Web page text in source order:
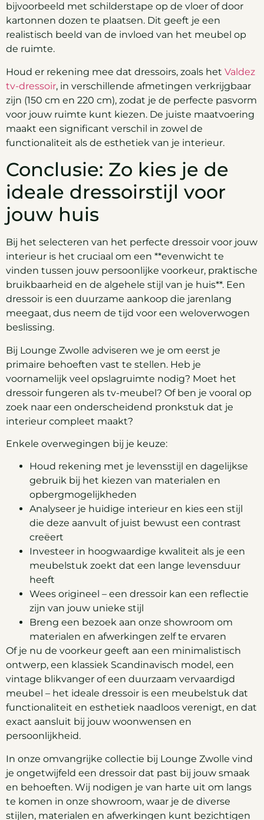
bijvoorbeeld met schilderstape op de vloer of door
kartonnen dozen te plaatsen. Dit geeft je een
realistisch beeld van de invloed van het meubel op
de ruimte.
Houd er rekening mee dat dressoirs, zoals het Valdez
tv-dressoir, in verschillende afmetingen verkrijgbaar
zijn (150 cm en 220 cm), zodat je de perfecte pasvorm
voor jouw ruimte kunt kiezen. De juiste maatvoering
maakt een significant verschil in zowel de
functionaliteit als de esthetiek van je interieur.
Conclusie: Zo kies je de
ideale dressoirstijl voor
jouw huis
Bij het selecteren van het perfecte dressoir voor jouw
interieur is het cruciaal om een **evenwicht te
vinden tussen jouw persoonlijke voorkeur, praktische
bruikbaarheid en de algehele stijl van je huis**. Een
dressoir is een duurzame aankoop die jarenlang
meegaat, dus neem de tijd voor een weloverwogen
beslissing.
Bij Lounge Zwolle adviseren we je om eerst je
primaire behoeften vast te stellen. Heb je
voornamelijk veel opslagruimte nodig? Moet het
dressoir fungeren als tv-meubel? Of ben je vooral op
zoek naar een onderscheidend pronkstuk dat je
interieur compleet maakt?
Enkele overwegingen bij je keuze:
Houd rekening met je levensstijl en dagelijkse
gebruik bij het kiezen van materialen en
opbergmogelijkheden
Analyseer je huidige interieur en kies een stijl
die deze aanvult of juist bewust een contrast
creëert
Investeer in hoogwaardige kwaliteit als je een
meubelstuk zoekt dat een lange levensduur
heeft
Wees origineel – een dressoir kan een reflectie
zijn van jouw unieke stijl
Breng een bezoek aan onze showroom om
materialen en afwerkingen zelf te ervaren
Of je nu de voorkeur geeft aan een minimalistisch
ontwerp, een klassiek Scandinavisch model, een
vintage blikvanger of een duurzaam vervaardigd
meubel – het ideale dressoir is een meubelstuk dat
functionaliteit en esthetiek naadloos verenigt, en dat
exact aansluit bij jouw woonwensen en
persoonlijkheid.
In onze omvangrijke collectie bij Lounge Zwolle vind
je ongetwijfeld een dressoir dat past bij jouw smaak
en behoeften. Wij nodigen je van harte uit om langs
te komen in onze showroom, waar je de diverse
stijlen, materialen en afwerkingen kunt bezichtigen